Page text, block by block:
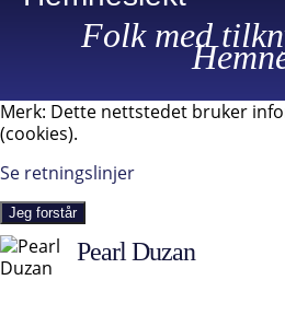
Folk med
Merk: Dette nettstedet bruker
(cookies).
Se retningslinjer
Jeg forstår
Pearl Duzan